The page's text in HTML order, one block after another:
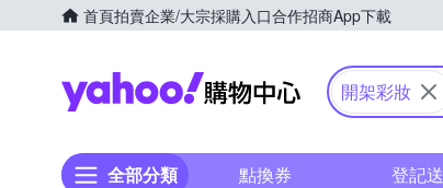
首頁拍賣企業/大宗採購入口合作招商App下載
Yahoo購物中心
開架彩妝
全部分類 點換券 登記送